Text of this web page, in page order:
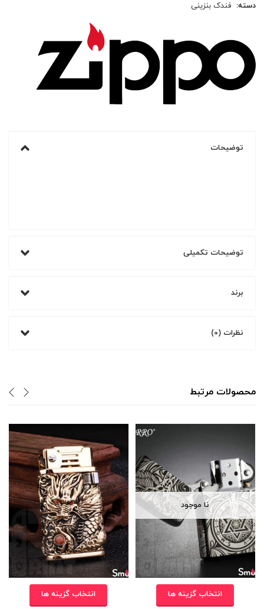
دسته: فندک بنزینی
توضیحات
توضیحات تکمیلی
برند
نظرات (0)
محصولات مرتبط
نا موجود
انتخاب گزینه ها انتخاب گزینه ها